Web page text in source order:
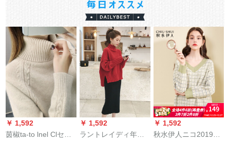
￥ 1,592
茵椒ta-to lnel Clセタ
￥ 1,592
ラントレイディ年会
￥ 1,592
秋水伊人ニコ2019冬